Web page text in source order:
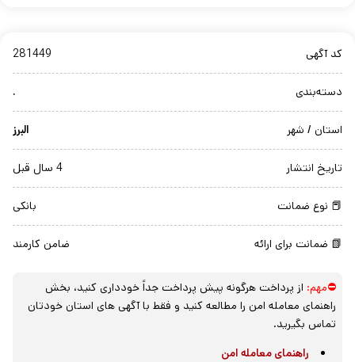
کد آگهی 281449
دسته‌بندی .
استان / شهر البرز
تاریخ انتشار 4 سال قبل
📕 نوع ضمانت بانکی
📗 ضمانت برای ارائه ضامن کارمند
⛔مهم: از پرداخت هرگونه پیش پرداخت جداً خودداری کنید، بخش
راهنمای معامله امن را مطالعه کنید و فقط با آگهی های استان خودتان
تماس بگیرید.
راهنمای معامله امن